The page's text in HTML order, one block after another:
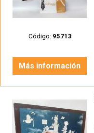
Código: 95713
Más información